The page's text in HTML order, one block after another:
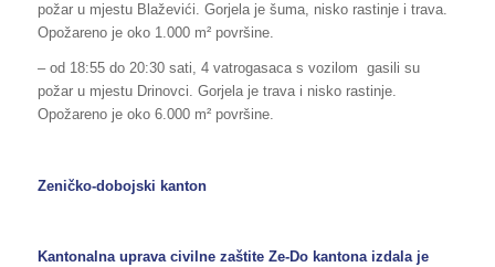
požar u mjestu Blaževići. Gorjela je šuma, nisko rastinje i trava.
Opožareno je oko 1.000 m² površine.
– od 18:55 do 20:30 sati, 4 vatrogasaca s vozilom gasili su
požar u mjestu Drinovci. Gorjela je trava i nisko rastinje.
Opožareno je oko 6.000 m² površine.
Zeničko-dobojski kanton
Kantonalna uprava civilne zaštite Ze-Do kantona izdala je